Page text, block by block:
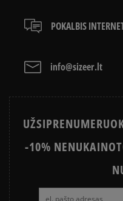
POKALBIS
info@sizeer.lt
-10%